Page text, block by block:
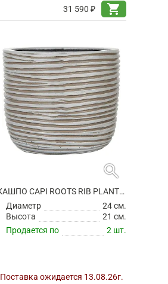
31 590 ₽
shopping_cart
search
КАШПО CAPI ROOTS RIB PLANTER BALL IVORY
Диаметр
24 см.
Высота
21 см.
Продается по
2 шт.
Поставка ожидается 13.08.26г.